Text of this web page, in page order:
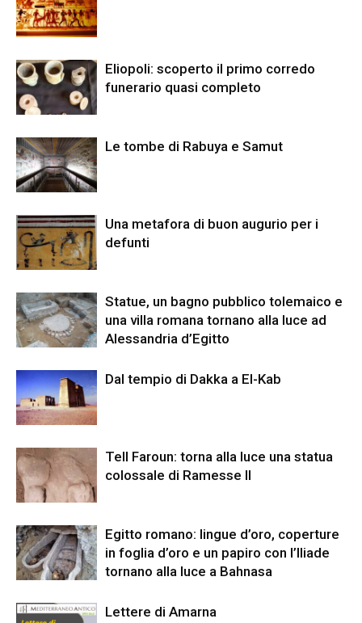
Eliopoli: scoperto il primo corredo
funerario quasi completo
Le tombe di Rabuya e Samut
Una metafora di buon augurio per i
defunti
Statue, un bagno pubblico tolemaico e
una villa romana tornano alla luce ad
Alessandria d’Egitto
Dal tempio di Dakka a El-Kab
Tell Faroun: torna alla luce una statua
colossale di Ramesse II
Egitto romano: lingue d’oro, coperture
in foglia d’oro e un papiro con l’Iliade
tornano alla luce a Bahnasa
Lettere di Amarna